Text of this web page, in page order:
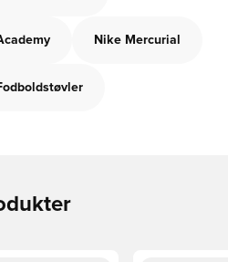
Nike Mercurial